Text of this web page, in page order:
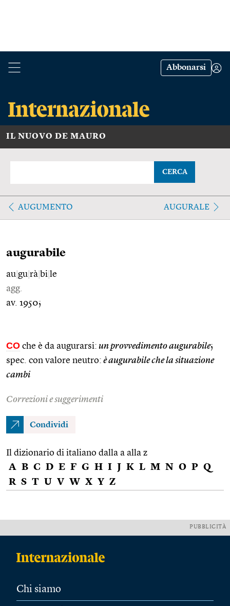
Abbonarsi
IL NUOVO DE MAURO
CERCA
AUGUMENTO AUGURALE
augurabile
au gu rà bi le
agg.
av. 1950;
CO che è da augurarsi: un provvedimento augurabile;
spec. con valore neutro: è augurabile che la situazione
cambi
Correzioni e suggerimenti
Condividi
Il dizionario di italiano dalla a alla z
A B C D E F G H I J K L M N O P Q
R S T U V W X Y Z
PUBBLICITÀ
Chi siamo